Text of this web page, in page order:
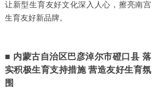
让新型生育友好文化深入人心，擦亮南宫
生育友好新品牌。
■ 内蒙古自治区巴彦淖尔市磴口县 落
实积极生育支持措施 营造友好生育氛
围